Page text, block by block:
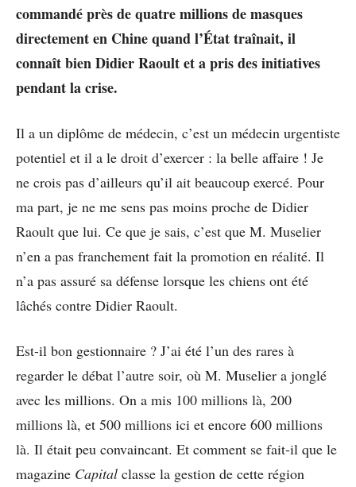
commandé près de quatre millions de masques
directement en Chine quand l’État traînait, il
connaît bien Didier Raoult et a pris des initiatives
pendant la crise.
Il a un diplôme de médecin, c’est un médecin urgentiste
potentiel et il a le droit d’exercer : la belle affaire ! Je
ne crois pas d’ailleurs qu’il ait beaucoup exercé. Pour
ma part, je ne me sens pas moins proche de Didier
Raoult que lui. Ce que je sais, c’est que M. Muselier
n’en a pas franchement fait la promotion en réalité. Il
n’a pas assuré sa défense lorsque les chiens ont été
lâchés contre Didier Raoult.
Est-il bon gestionnaire ? J’ai été l’un des rares à
regarder le débat l’autre soir, où M. Muselier a jonglé
avec les millions. On a mis 100 millions là, 200
millions là, et 500 millions ici et encore 600 millions
là. Il était peu convaincant. Et comment se fait-il que le
magazine Capital classe la gestion de cette région